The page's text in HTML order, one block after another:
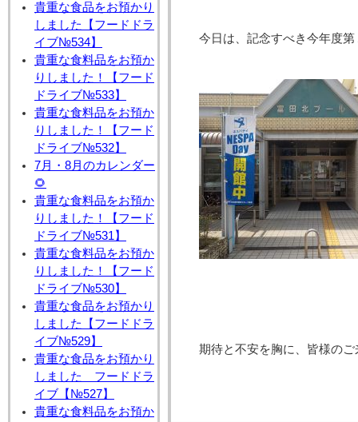
貴重な食品をお預かり
しました【フードドラ
イブ№534】
貴重な食料品をお預か
りしました！【フード
ドライブ№533】
貴重な食料品をお預か
りしました！【フード
ドライブ№532】
7月・8月のカレンダー
🌻
貴重な食料品をお預か
りしました！【フード
ドライブ№531】
貴重な食料品をお預か
りしました！【フード
ドライブ№530】
貴重な食品をお預かり
しました【フードドラ
イブ№529】
貴重な食品をお預かり
しました フードドラ
イブ【№527】
貴重な食料品をお預か
今日は、記念すべき今年度
期待と不安を胸に、皆様の